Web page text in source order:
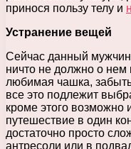
принося пользу телу и
Устранение вещей
Сейчас данный
ничто не должно о нем
любимая чашка,
все это подлежит
кроме этого возможно
путешествие в один
достаточно просто
антресоли или в